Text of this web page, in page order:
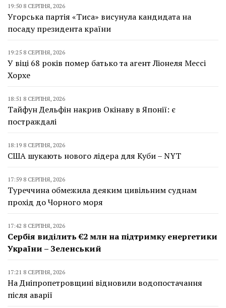
19:50 8 СЕРПНЯ, 2026
Угорська партія «Тиса» висунула кандидата на
посаду президента країни
19:25 8 СЕРПНЯ, 2026
У віці 68 років помер батько та агент Ліонеля Мессі
Хорхе
18:51 8 СЕРПНЯ, 2026
Тайфун Дельфін накрив Окінаву в Японії: є
постраждалі
18:19 8 СЕРПНЯ, 2026
США шукають нового лідера для Куби – NYT
17:59 8 СЕРПНЯ, 2026
Туреччина обмежила деяким цивільним суднам
прохід до Чорного моря
17:42 8 СЕРПНЯ, 2026
Сербія виділить €2 млн на підтримку енергетики
України – Зеленський
17:21 8 СЕРПНЯ, 2026
На Дніпропетровщині відновили водопостачання
після аварії